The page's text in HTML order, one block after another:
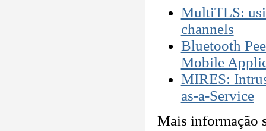
MultiTLS:
channels
Bluetooth
Mobile
MIRES:
as-a-Service
Mais informação